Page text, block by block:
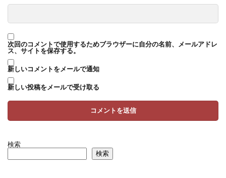
次回のコメントで使用するためブラウザーに自分の名前、メールアドレ
ス、サイトを保存する。
新しいコメントをメールで通知
新しい投稿をメールで受け取る
検索
検索